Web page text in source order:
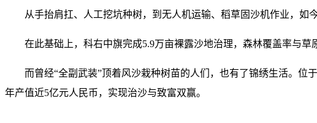
从手抬肩扛、人工挖坑种树，到无人机运输、稻草固沙机作业，如
在此基础上，科右中旗完成5.9万亩裸露沙地治理，森林覆盖率与草
而曾经“全副武装”顶着风沙栽种树苗的人们，也有了锦绣生活。位
年产值近5亿元人民币，实现治沙与致富双赢。